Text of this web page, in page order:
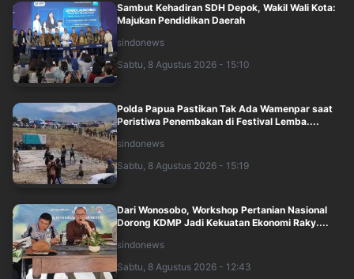
Sambut Kehadiran SDH Depok, Wakil Wali Kota:
Majukan Pendidikan Daerah
sindonews
Sabtu, 8 Agustus 2026 - 15:10
Polda Papua Pastikan Tak Ada Wamenpar saat
Peristiwa Penembakan di Festival Lemba....
sindonews
Sabtu, 8 Agustus 2026 - 15:19
Dari Wonosobo, Workshop Pertanian Nasional
Dorong KDMP Jadi Kekuatan Ekonomi Raky....
sindonews
Sabtu, 8 Agustus 2026 - 12:43